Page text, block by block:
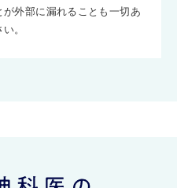
外部に漏れることも一切あ
。